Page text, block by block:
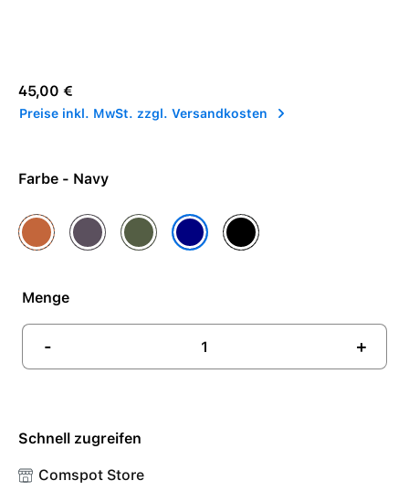
Regulärer Preis:
45,00 €
Preise inkl. MwSt. zzgl. Versandkosten
Farbe - Navy
FuchsrotMitternachtsviolett
Moosgrün
Navy Schwarz
Menge
- +
Schnell zugreifen
Comspot Store